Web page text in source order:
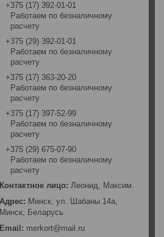
+375 (17) 392-01-01
Работаем по безналичному
расчету
+375 (29) 392-01-01
Работаем по безналичному
расчету
+375 (17) 363-20-20
Работаем по безналичному
расчету
+375 (17) 397-52-99
Работаем по безналичному
расчету
+375 (29) 675-07-90
Работаем по безналичному
расчету
Леонид, Максим.
Минск, ул. Шабаны 14а,
Минск, Беларусь
merkort@mail.ru